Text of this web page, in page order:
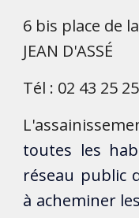
6 bis place de
JEAN D'ASSÉ
Tél : 02 43 25
toutes les
réseau public
à acheminer